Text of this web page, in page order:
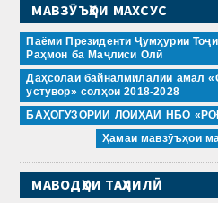
МАВЗӮЪҲОИ МАХСУС
Паёми Президенти Ҷумҳурии
Раҳмон ба Маҷлиси Олӣ
Даҳсолаи байналмилалии амал
устувор» солҳои 2018-2028
БАҲОГУЗОРИИ ЛОИҲАИ НБО
Ҳамаи мавзӯъҳои
МАВОДҲОИ ТАҲЛИЛӢ